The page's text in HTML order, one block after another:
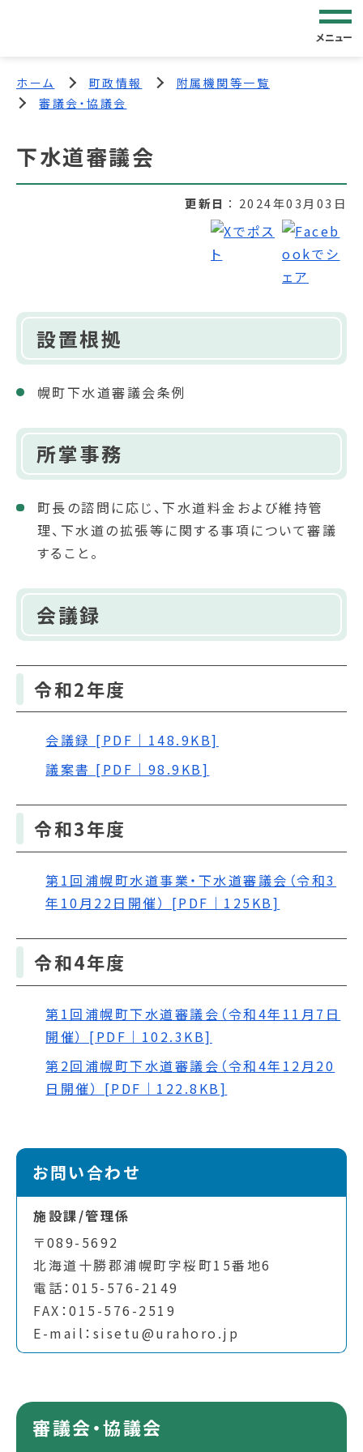
メニュー
ホーム 町政情報
附属機関等一覧
審議会・協議会
下水道審議会
更新日 2024年03月03日
設置根拠
幌町下水道審議会条例
所掌事務
町長の諮問に応じ、下水道料金および維持管
理、下水道の拡張等に関する事項について審議
すること。
会議録
令和2年度
会議録 [PDF｜148.9KB]
議案書 [PDF｜98.9KB]
令和3年度
第1回浦幌町水道事業・下水道審議会（令和3
年10月22日開催） [PDF｜125KB]
令和4年度
第1回浦幌町下水道審議会（令和4年11月7日
開催） [PDF｜102.3KB]
第2回浦幌町下水道審議会（令和4年12月20
日開催） [PDF｜122.8KB]
お問い合わせ
施設課/管理係
〒089-5692
北海道十勝郡浦幌町字桜町15番地6
電話：015-576-2149
FAX：015-576-2519
E-mail：sisetu@urahoro.jp
審議会・協議会